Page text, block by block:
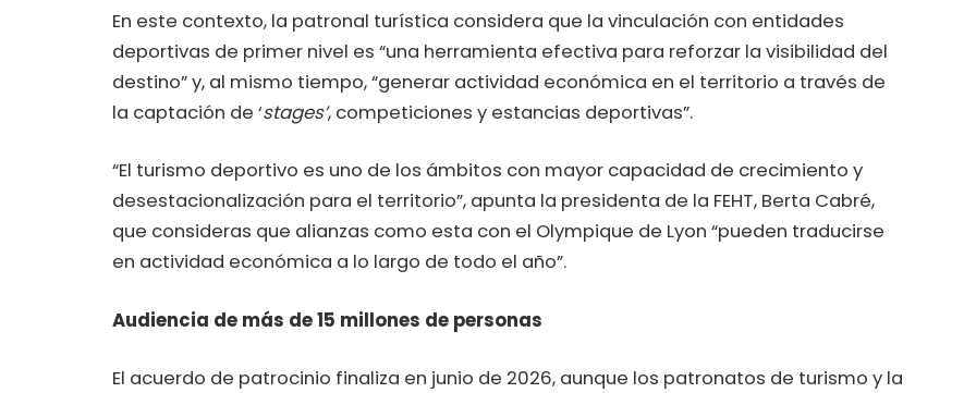
En este contexto, la patronal turística considera que la vinculación con entidades
deportivas de primer nivel es “una herramienta efectiva para reforzar la visibilidad del
destino” y, al mismo tiempo, “generar actividad económica en el territorio a través de
la captación de ‘stages’, competiciones y estancias deportivas”.
“El turismo deportivo es uno de los ámbitos con mayor capacidad de crecimiento y
desestacionalización para el territorio”, apunta la presidenta de la FEHT, Berta Cabré,
que consideras que alianzas como esta con el Olympique de Lyon “pueden traducirse
en actividad económica a lo largo de todo el año”.
Audiencia de más de 15 millones de personas
El acuerdo de patrocinio finaliza en junio de 2026, aunque los patronatos de turismo y la